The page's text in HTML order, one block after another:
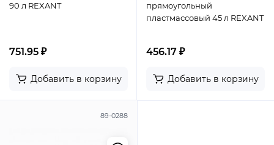
90 л REXANT
751.95 ₽
Добавить в корзину
прямоугольный
пластмассовый 45 л REXANT
456.17 ₽
Добавить в корзину
89-0288